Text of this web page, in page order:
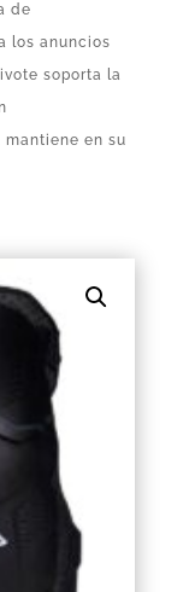
de
los anuncios
soporta la
en su